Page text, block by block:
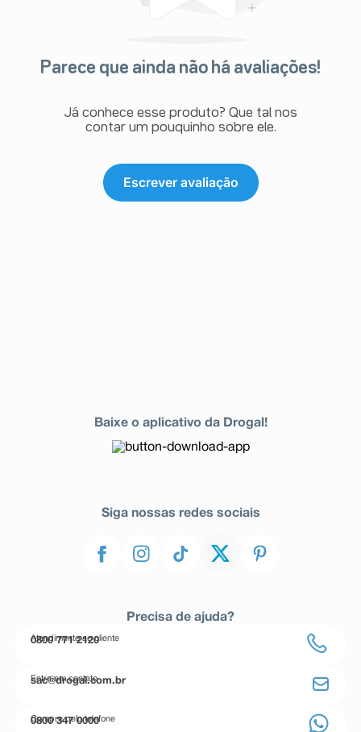
Parece que ainda não há avaliações!
Já conhece esse produto? Que tal nos
contar um pouquinho sobre ele.
Escrever avaliação
Baixe o aplicativo da Drogal!
Siga nossas redes sociais
Precisa de ajuda?
Atendimento ao cliente
0800 771 2120
Entre em contato
sac@drogal.com.br
Compre pelo telefone
0800 347 0000